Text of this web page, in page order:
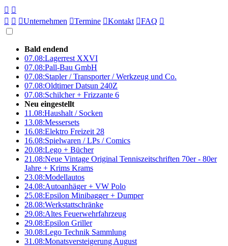
 
  Unternehmen Termine Kontakt FAQ 
Bald endend
07.08:Lagerrest XXVI
07.08:Pall-Bau GmbH
07.08:Stapler / Transporter / Werkzeug und Co.
07.08:Oldtimer Datsun 240Z
07.08:Schilcher + Frizzante 6
Neu eingestellt
11.08:Haushalt / Socken
13.08:Messersets
16.08:Elektro Freizeit 28
16.08:Spielwaren / LPs / Comics
20.08:Lego + Bücher
21.08:Neue Vintage Original Tenniszeitschriften 70er - 80er
Jahre + Krims Krams
23.08:Modellautos
24.08:Autoanhäger + VW Polo
25.08:Epsilon Minibagger + Dumper
28.08:Werkstattschränke
29.08:Altes Feuerwehrfahrzeug
29.08:Epsilon Griller
30.08:Lego Technik Sammlung
31.08:Monatsversteigerung August